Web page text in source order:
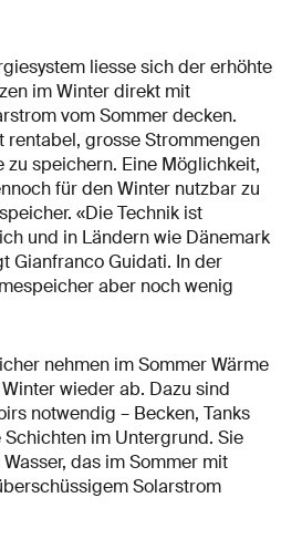
liesse sich der erhöhte
im Winter direkt mit
vom Sommer decken.
rentabel, grosse Strommengen
zu speichern. Eine Möglichkeit,
für den Winter nutzbar zu
«Die Technik ist
und in Ländern wie Dänemark
Gianfranco Guidati. In der
aber noch wenig
nehmen im Sommer Wärme
wieder ab. Dazu sind
notwendig – Becken, Tanks
im Untergrund. Sie
das im Sommer mit
Solarstrom